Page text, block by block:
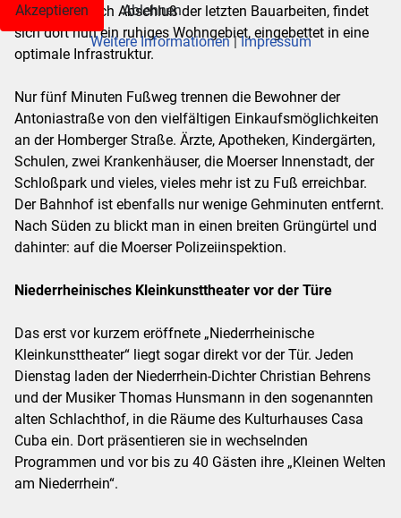
und heute, nach Abschluß der letzten Bauarbeiten, findet
sich dort nun ein ruhiges Wohngebiet, eingebettet in eine
optimale Infrastruktur.
Nur fünf Minuten Fußweg trennen die Bewohner der
Antoniastraße von den vielfältigen Einkaufsmöglichkeiten
an der Homberger Straße. Ärzte, Apotheken, Kindergärten,
Schulen, zwei Krankenhäuser, die Moerser Innenstadt, der
Schloßpark und vieles, vieles mehr ist zu Fuß erreichbar.
Der Bahnhof ist ebenfalls nur wenige Gehminuten entfernt.
Nach Süden zu blickt man in einen breiten Grüngürtel und
dahinter: auf die Moerser Polizeiinspektion.
Niederrheinisches Kleinkunsttheater vor der Türe
Das erst vor kurzem eröffnete „Niederrheinische
Kleinkunsttheater“ liegt sogar direkt vor der Tür. Jeden
Dienstag laden der Niederrhein-Dichter Christian Behrens
und der Musiker Thomas Hunsmann in den sogenannten
alten Schlachthof, in die Räume des Kulturhauses Casa
Cuba ein. Dort präsentieren sie in wechselnden
Programmen und vor bis zu 40 Gästen ihre „Kleinen Welten
am Niederrhein“.
Akzeptieren
Ablehnen
Weitere Informationen|Impressum